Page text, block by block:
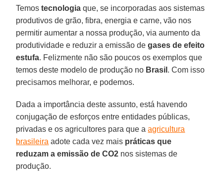
Temostecnologia que, se incorporadas aos sistemas
produtivos de grão, fibra, energia e carne, vão nos
permitir aumentar a nossa produção, via aumento da
produtividade e reduzir a emissão degases de efeito
estufa. Felizmente não são poucos os exemplos que
temos deste modelo de produção no Brasil . Com isso
precisamos melhorar, e podemos.
Dada a importância deste assunto, está havendo
conjugação de esforços entre entidades públicas,
privadas e os agricultores para que aagricultura
brasileira adote cada vez mais práticas que
reduzam a emissão de CO2 nos sistemas de
produção.